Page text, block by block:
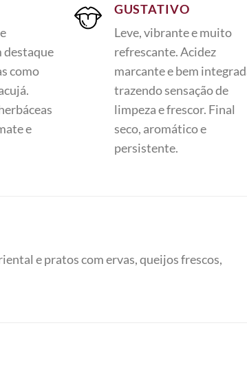
destaque
como
e
GUSTATIVO
Leve, vibrante e muito
refrescante. Acidez
marcante e bem
trazendo sensação de
limpeza e frescor. Final
seco, aromático e
persistente.
e pratos com ervas, queijos frescos,